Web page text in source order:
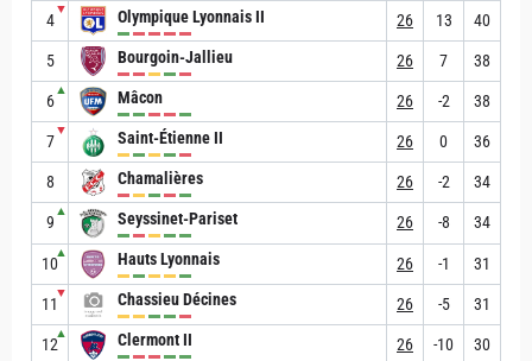
4
▼ Olympique Lyonnais II 26 13 40
5 Bourgoin-Jallieu 26 7 38
6
▲ Mâcon 26 -2 38
7
▼ Saint-Étienne II 26 0 36
8 Chamalières 26 -2 34
9
▲ Seyssinet-Pariset 26 -8 34
10
▲ Hauts Lyonnais 26 -1 31
11
▼ Chassieu Décines 26 -5 31
12
▲ Clermont II 26 -10 30